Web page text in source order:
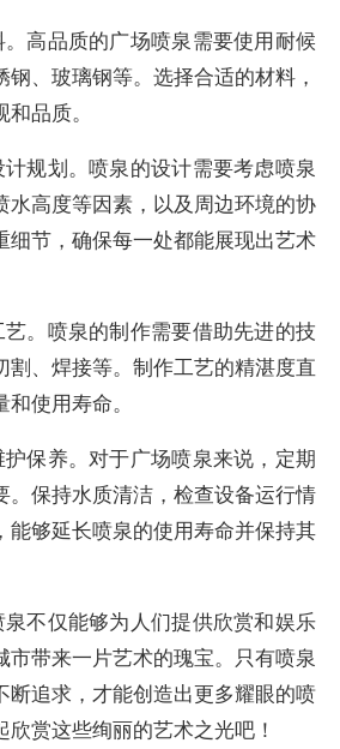
。高品质的广场喷泉需要使用耐候
、玻璃钢等。选择合适的材料，
品质。
规划。喷泉的设计需要考虑喷泉
水高度等因素，以及周边环境的协
细节，确保每一处都能展现出艺术
。喷泉的制作需要借助先进的技
割、焊接等。制作工艺的精湛度直
使用寿命。
保养。对于广场喷泉来说，定期
。保持水质清洁，检查设备运行情
能够延长喷泉的使用寿命并保持其
不仅能够为人们提供欣赏和娱乐
市带来一片艺术的瑰宝。只有喷泉
断追求，才能创造出更多耀眼的喷
赏这些绚丽的艺术之光吧！